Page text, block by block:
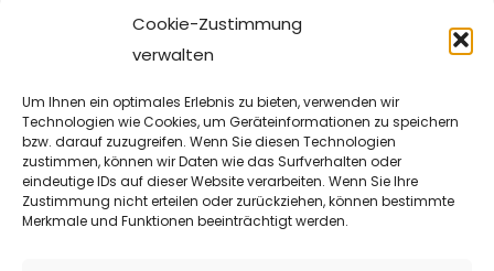
Cookie-Zustimmung
verwalten
Um Ihnen ein optimales Erlebnis zu bieten, verwenden wir
Technologien wie Cookies, um Geräteinformationen zu speichern
bzw. darauf zuzugreifen. Wenn Sie diesen Technologien
zustimmen, können wir Daten wie das Surfverhalten oder
eindeutige IDs auf dieser Website verarbeiten. Wenn Sie Ihre
Zustimmung nicht erteilen oder zurückziehen, können bestimmte
Merkmale und Funktionen beeinträchtigt werden.
ALLGEMEIN,VIDEOS 26. AUGUST 2025
Proxmox VE SDN – Simple Zone
Proxmox VE hat seit der 8er Version die Möglichkeit,
Software-Defined Networking umzusetzen. Was ist denn